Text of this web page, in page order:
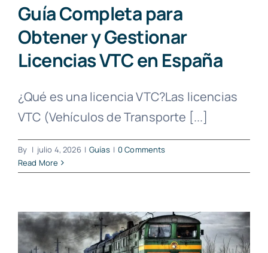
Guía Completa para
Obtener y Gestionar
Licencias VTC en España
¿Qué es una licencia VTC?Las licencias
VTC (Vehículos de Transporte [...]
By | julio 4, 2026 | Guías | 0 Comments
Read More